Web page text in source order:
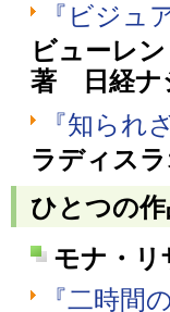
『ビジュ
ビューレ
著 日経ナ
『知られ
ラディス
ひとつの
モナ・リ
『二時